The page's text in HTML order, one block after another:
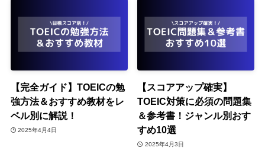
【完全ガイド】TOEICの勉
強方法＆おすすめ教材をレ
ベル別に解説！
2025年4月4日
【スコアアップ確実】
TOEIC対策に必須の問題集
＆参考書！ジャンル別おす
すめ10選
2025年4月3日